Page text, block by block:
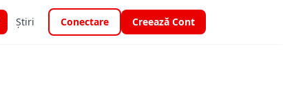
Știri Conectare Creează Cont